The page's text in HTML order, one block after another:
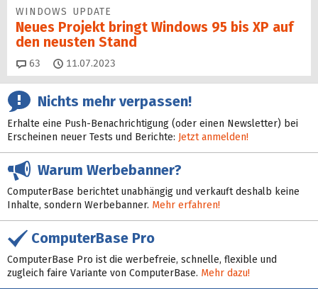
WINDOWS UPDATE
Neues Projekt bringt Windows 95 bis XP auf
den neusten Stand
63 Kommentare
11.07.2023
Nichts mehr verpassen!
Erhalte eine Push-Benachrichtigung (oder einen Newsletter) bei
Erscheinen neuer Tests und Berichte: Jetzt anmelden!
Warum Werbebanner?
ComputerBase berichtet unabhängig und verkauft deshalb keine
Inhalte, sondern Werbebanner. Mehr erfahren!
ComputerBase Pro
ComputerBase Pro ist die werbefreie, schnelle, flexible und
zugleich faire Variante von ComputerBase. Mehr dazu!